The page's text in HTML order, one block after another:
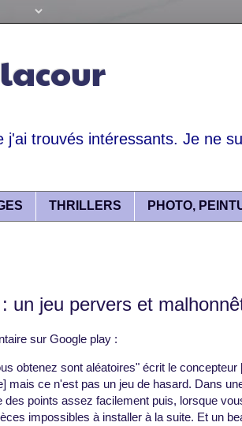
j'ai trouvés intéressants. Je ne
THRILLERS PHOTO,
un jeu pervers et
sur Google play :
obtenez sont aléatoires" écrit le concepteur
mais ce n'est pas un jeu de hasard. Dans
des points assez facilement puis, lorsque
impossibles à installer à la suite. Et un